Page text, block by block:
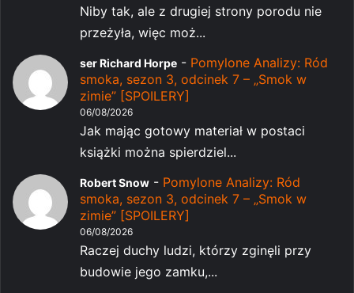
Niby tak, ale z drugiej strony porodu nie
przeżyła, więc moż...
ser Richard Horpe - Pomylone Analizy: Ród
smoka, sezon 3, odcinek 7 – „Smok w
zimie” [SPOILERY]
06/08/2026
Jak mając gotowy materiał w postaci
książki można spierdziel...
Robert Snow - Pomylone Analizy: Ród
smoka, sezon 3, odcinek 7 – „Smok w
zimie” [SPOILERY]
06/08/2026
Raczej duchy ludzi, którzy zginęli przy
budowie jego zamku,...